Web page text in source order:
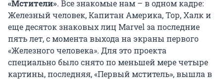
«Мстители». Все знакомые нам – в одном кадре:
Железный человек, Капитан Америка, Тор, Халк и
еще десяток знаковых лиц Marvel за последние
пять лет, с момента выхода на экраны первого
«Железного человека». Для это проекта
специально было снято по меньшей мере четыре
картины, последняя, «Первый мститель», вышла в